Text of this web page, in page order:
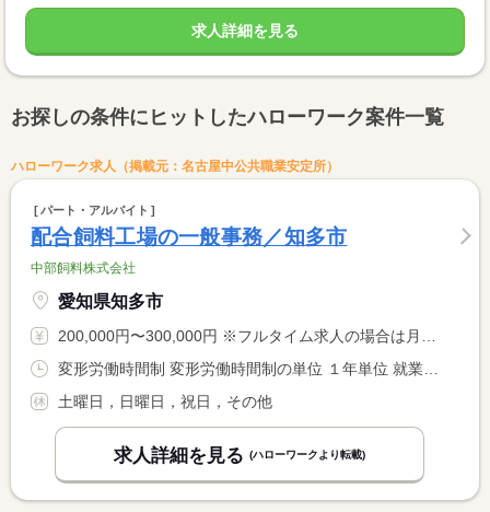
求人詳細を見る
お探しの条件にヒットしたハローワーク案件一覧
ハローワーク求人（掲載元：名古屋中公共職業安定所）
パート・アルバイト
配合飼料工場の一般事務／知多市
中部飼料株式会社
愛知県知多市
200,000円〜300,000円 ※フルタイム求人の場合は月額（換算額）、パート求人の場合は時間額を表示しています。
変形労働時間制 変形労働時間制の単位 １年単位 就業時間１ 8時30分〜17時30分 就業時間に関する特記事項 年間総労働時間 １，９３７．５時間 <BR> 勤務時間については、ご希望があればフルタイム以外の勤務も可能 <BR> です。ご相談ください。
土曜日，日曜日，祝日，その他
求人詳細を見る (ハローワークより転載)